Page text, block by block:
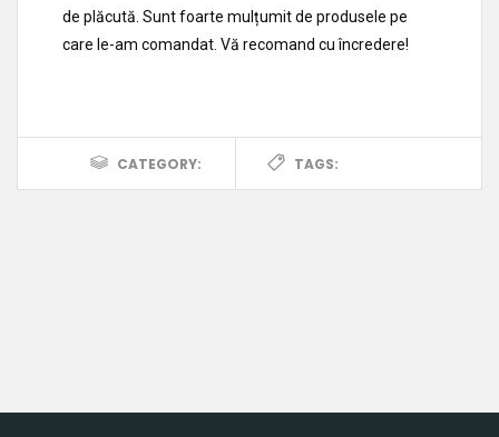
de plăcută. Sunt foarte mulțumit de produsele pe
care le-am comandat. Vă recomand cu încredere!
CATEGORY: TAGS: